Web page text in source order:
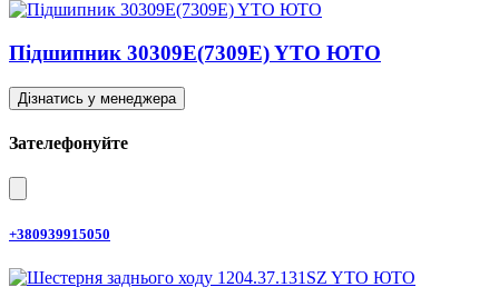
Підшипник 30309E(7309E) YTO ЮТО
Дізнатись у менеджера
Зателефонуйте
+380939915050